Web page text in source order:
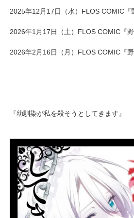
2025年12月17日（水）FLOS COMIC『
2026年1月17日（土）FLOS COMIC『野
2026年2月16日（月）FLOS COMIC『野
『幼馴染が私を殺そうとしてきます』